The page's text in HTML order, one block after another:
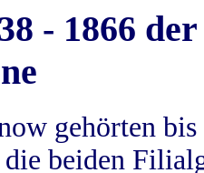
- 1866
gehörten
beiden